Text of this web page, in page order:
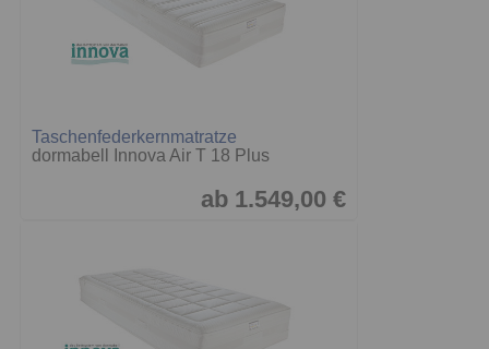
Taschenfederkernmatratze
dormabell Innova Air T 18 Plus
ab 1.549,00 €